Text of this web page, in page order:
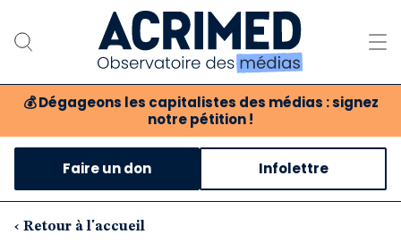
💰 Dégageons les capitalistes des médias : signez
notre pétition !
Notre association
Notre critique des médias
Nos propositions
Faire un don Infolettre
‹ Retour à l'accueil